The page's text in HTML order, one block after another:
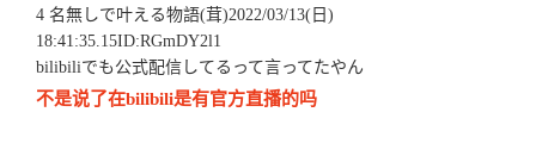
4 名無しで叶える物語(茸)2022/03/13(日)
18:41:35.15ID:RGmDY2l1
bilibiliでも公式配信してるって言ってたやん
不是说了在bilibili是有官方直播的吗